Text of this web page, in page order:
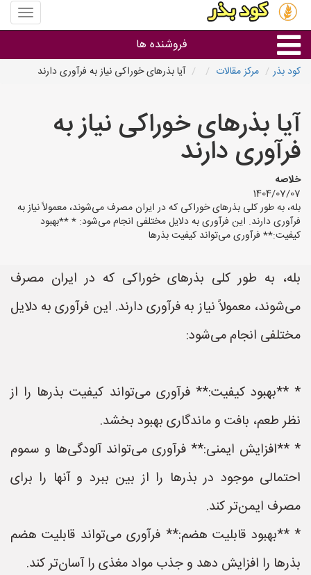
منوی
سایت
بذر
فروشنده ها
استان ها
کود بذر مرکز مقالات آیا بذرهای خوراکی نیاز به فرآوری دارند
آیا بذرهای خوراکی نیاز به
فرآوری دارند
خلاصه
1404/07/07
بله، به طور کلی بذرهای خوراکی که در ایران مصرف می‌شوند، معمولاً نیاز به
فرآوری دارند. این فرآوری به دلایل مختلفی انجام می‌شود: * **بهبود
کیفیت:** فرآوری می‌تواند کیفیت بذرها
بله، به طور کلی بذرهای خوراکی که در ایران مصرف
می‌شوند، معمولاً نیاز به فرآوری دارند. این فرآوری به دلایل
مختلفی انجام می‌شود:
* **بهبود کیفیت:** فرآوری می‌تواند کیفیت بذرها را از
نظر طعم، بافت و ماندگاری بهبود بخشد.
* **افزایش ایمنی:** فرآوری می‌تواند آلودگی‌ها و سموم
احتمالی موجود در بذرها را از بین ببرد و آنها را برای
مصرف ایمن‌تر کند.
* **بهبود قابلیت هضم:** فرآوری می‌تواند قابلیت هضم
بذرها را افزایش دهد و جذب مواد مغذی را آسان‌تر کند.